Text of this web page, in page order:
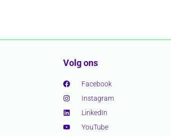
Volg ons
Facebook
Instagram
LinkedIn
YouTube